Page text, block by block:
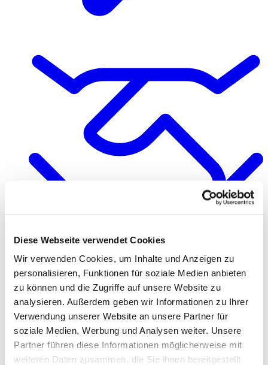
Diese Webseite verwendet Cookies
Wir verwenden Cookies, um Inhalte und Anzeigen zu
personalisieren, Funktionen für soziale Medien anbieten
zu können und die Zugriffe auf unsere Website zu
analysieren. Außerdem geben wir Informationen zu Ihrer
Verwendung unserer Website an unsere Partner für
soziale Medien, Werbung und Analysen weiter. Unsere
Partner führen diese Informationen möglicherweise mit
weiteren Daten zusammen, die Sie ihnen bereitgestellt
Qualität & Verantwortung